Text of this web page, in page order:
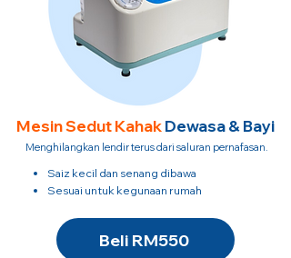
Mesin SedutKahakDewasa & Bayi
Menghilangkan lendir terus dari saluran pernafasan.
Saiz kecil dan senang dibawa
​Sesuai untuk kegunaan rumah
Beli RM550